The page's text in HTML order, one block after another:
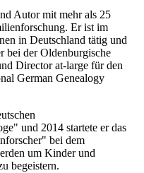
Autor mit mehr als 25
Er ist im
in Deutschland tätig und
bei der Oldenburgische
Director at-large für den
German Genealogy
und 2014 startete er das
bei dem
um Kinder und
begeistern.